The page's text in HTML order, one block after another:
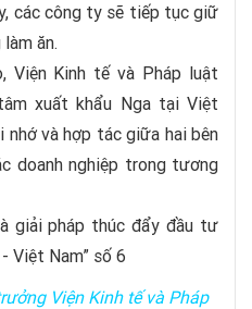
các công ty sẽ tiếp tục giữ
ăn.
Viện Kinh tế và Pháp luật
xuất khẩu Nga tại Việt
nhớ và hợp tác giữa hai bên
doanh nghiệp trong tương
Viện Kinh tế và Pháp